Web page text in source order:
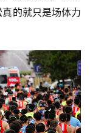
的就只是场体力